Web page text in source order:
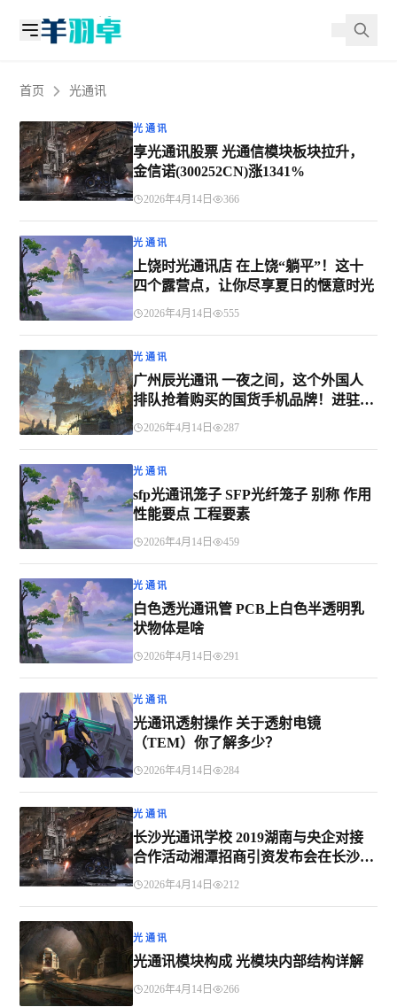
首页 光通讯
光通讯
享光通讯股票 光通信模块板块拉升，
金信诺(300252CN)涨1341%
2026年4月14日 366
光通讯
上饶时光通讯店 在上饶“躺平”！这十
四个露营点，让你尽享夏日的惬意时光
2026年4月14日 555
光通讯
广州辰光通讯 一夜之间，这个外国人
排队抢着购买的国货手机品牌！进驻和
2026年4月14日 287
光通讯
sfp光通讯笼子 SFP光纤笼子 别称 作用
性能要点 工程要素
2026年4月14日 459
光通讯
白色透光通讯管 PCB上白色半透明乳
状物体是啥
2026年4月14日 291
光通讯
光通讯透射操作 关于透射电镜
（TEM）你了解多少？
2026年4月14日 284
光通讯
长沙光通讯学校 2019湖南与央企对接
合作活动湘潭招商引资发布会在长沙举
2026年4月14日 212
光通讯
光通讯模块构成 光模块内部结构详解
2026年4月14日 266